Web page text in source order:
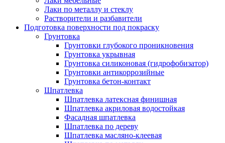
Лаки по металлу и стеклу
Растворители и разбавители
Подготовка поверхности под покраску
Грунтовка
Грунтовки глубокого проникновения
Грунтовка укрывная
Грунтовка силиконовая (гидрофобизатор)
Грунтовки антикоррозийные
Грунтовка бетон-контакт
Шпатлевка
Шпатлевка латексная финишная
Шпатлевка акриловая водостойкая
Фасадная шпатлевка
Шпатлевка по дереву
Шпатлевка масляно-клеевая